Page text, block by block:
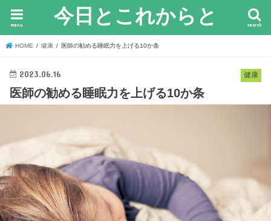
今日とこれからと search
menu
HOME 健康 医師の勧める睡眠力を上げる10か条
健康
2023.06.16
医師の勧める睡眠力を上げる10か条